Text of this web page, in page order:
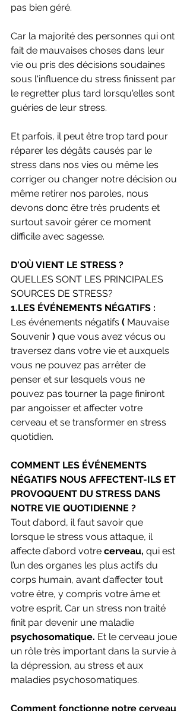
pas bien géré.
Car la majorité des personnes qui ont
fait de mauvaises choses dans leur
vie ou pris des décisions soudaines
sous l'influence du stress finissent par
le regretter plus tard lorsqu'elles sont
guéries de leur stress.
Et parfois, il peut être trop tard pour
réparer les dégâts causés par le
stress dans nos vies ou même les
corriger ou changer notre décision ou
même retirer nos paroles, nous
devons donc être très prudents et
surtout savoir gérer ce moment
difficile avec sagesse.
D'OÙ VIENT LE STRESS ?
QUELLES SONT LES PRINCIPALES
SOURCES DE STRESS?
1.LES ÉVÉNEMENTS NÉGATIFS :
Les événements négatifs ( Mauvaise
Souvenir ) que vous avez vécus ou
traversez dans votre vie et auxquels
vous ne pouvez pas arrêter de
penser et sur lesquels vous ne
pouvez pas tourner la page finiront
par angoisser et affecter votre
cerveau et se transformer en stress
quotidien.
COMMENT LES ÉVÉNEMENTS
NÉGATIFS NOUS AFFECTENT-ILS ET
PROVOQUENT DU STRESS DANS
NOTRE VIE QUOTIDIENNE ?
Tout d’abord, il faut savoir que
lorsque le stress vous attaque, il
affecte d’abord votre cerveau, qui est
l’un des organes les plus actifs du
corps humain, avant d’affecter tout
votre être, y compris votre âme et
votre esprit. Car un stress non traité
finit par devenir une maladie
psychosomatique. Et le cerveau joue
un rôle très important dans la survie à
la dépression, au stress et aux
maladies psychosomatiques.
Comment fonctionne notre cerveau